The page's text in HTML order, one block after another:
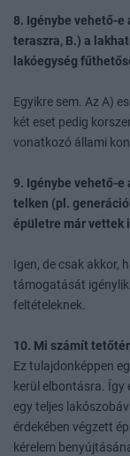
8. Igénybe vehető-e
teraszra, B.) a
lakóegység
Egyikre sem. Az A)
két eset pedig
vonatkozó állami
9. Igénybe vehető-e
telken (pl.
épületre már vettek
Igen, de csak akkor,
támogatását igénylik
feltételeknek.
10. Mi számít
Ez tulajdonképpen
kerül elbontásra. Így
egy teljes
érdekében végzett
kérelem